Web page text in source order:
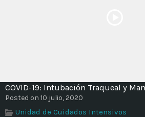
COVID-19: Intubación Traqueal y
Posted on 10 julio, 2020
Unidad de Cuidados Intensivos